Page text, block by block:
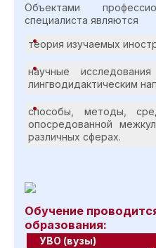
Объектами
специалиста являются
теория изучаемых
научные
лингводидактическим
способы, методы,
опосредованной
различных сферах.
Обучение
образования:
УВО (вузы)